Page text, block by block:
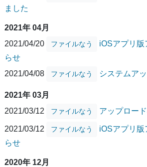
ました
2021年 04月
2021/04/20
ファイルなう
iOSアプリ版
らせ
2021/04/08
ファイルなう システムア
2021年 03月
2021/03/12
ファイルなう アップロー
2021/03/12 ファイルなう
iOSアプリ版
らせ
2020年 12月